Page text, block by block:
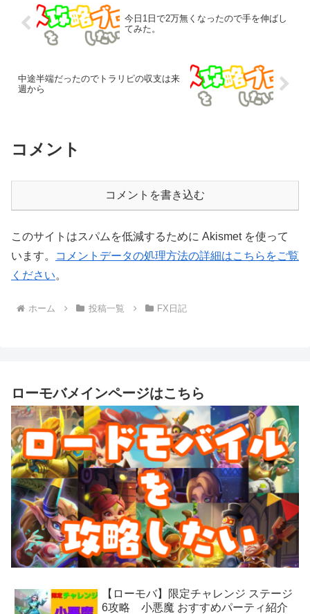
今日1日で2万無くなったので手を伸ばし
てみた。
中途半端だったのでトラリピの収支は来
週から
コメント
コメントを書き込む
このサイトはスパムを低減するために Akismet を使って
います。
コメントデータの処理方法の詳細はこちらをご覧
ください。
ホーム 投稿一覧 FX日記
ローモバメインページはこちら
【ローモバ】限定チャレンジ ステージ
6攻略 小悪魔 おすすめパーティ紹介